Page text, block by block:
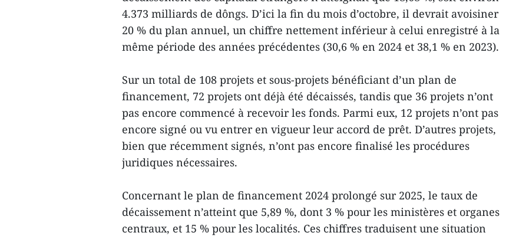
4.373 milliards de dôngs. D’ici la fin du mois d’octobre, il devrait avoisiner
20 % du plan annuel, un chiffre nettement inférieur à celui enregistré à la
même période des années précédentes (30,6 % en 2024 et 38,1 % en 2023).
Sur un total de 108 projets et sous-projets bénéficiant d’un plan de
financement, 72 projets ont déjà été décaissés, tandis que 36 projets n’ont
pas encore commencé à recevoir les fonds. Parmi eux, 12 projets n’ont pas
encore signé ou vu entrer en vigueur leur accord de prêt. D’autres projets,
bien que récemment signés, n’ont pas encore finalisé les procédures
juridiques nécessaires.
Concernant le plan de financement 2024 prolongé sur 2025, le taux de
décaissement n’atteint que 5,89 %, dont 3 % pour les ministères et organes
centraux, et 15 % pour les localités. Ces chiffres traduisent une situation